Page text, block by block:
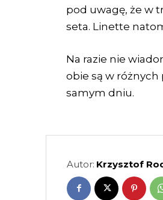
pod uwagę, że w
seta. Linette
Na razie nie
obie są w
samym dniu.
Autor: Krzysztof